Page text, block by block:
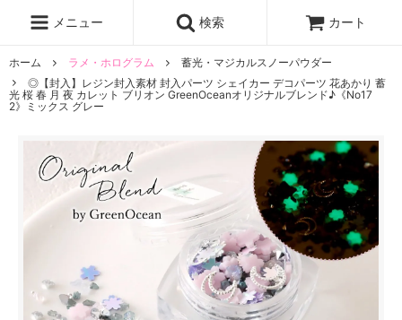
メニュー 検索 カート
ホーム ラメ・ホログラム
蓄光・マジカルスノーパウダー
◎【封入】レジン封入素材 封入パーツ シェイカー デコパーツ 花あかり 蓄
光 桜 春 月 夜 カレット ブリオン GreenOceanオリジナルブレンド♪《No17
2》ミックス グレー